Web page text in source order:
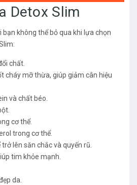
Detox Slim
bạn không thể bỏ qua khi lựa chọn
chất.
cháy mỡ thừa, giúp giảm cân hiệu
và chất béo.
cơ thể.
trong cơ thể.
lên săn chắc và quyến rũ.
tim khỏe mạnh.
da.